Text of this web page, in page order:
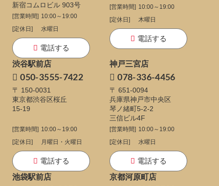
新宿コムロビル 903号
[営業時間] 10:00～19:00
[定休日]
水曜日
電話する
[営業時間] 10:00～19:00
[定休日]
木曜日
電話する
渋谷駅前店
050-3555-7422
〒 150-0031
東京都渋谷区桜丘
15-19
[営業時間] 10:00～19:00
[定休日]
月曜日・火曜日
電話する
神戸三宮店
078-336-4456
〒 651-0094
兵庫県神戸市中央区
琴ノ緒町5-2-2
三信ビル4F
[営業時間] 10:00～19:00
[定休日]
水曜日
電話する
池袋駅前店
京都河原町店